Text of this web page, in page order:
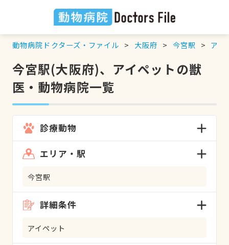
動物病院ドクターズ・ファイル 大阪府 今宮駅 アイ
今宮駅(大阪府)、アイペットの獣
医・動物病院一覧
診療動物
エリア・駅
今宮駅
詳細条件
アイペット